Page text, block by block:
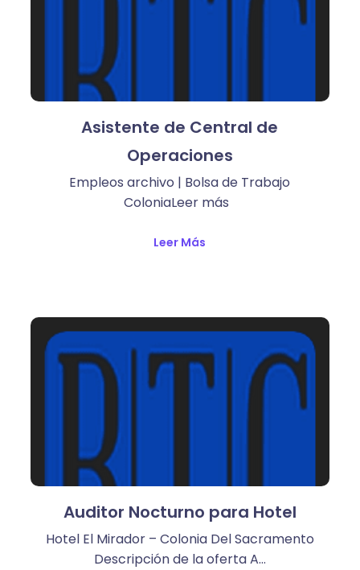
Asistente de Central de
Operaciones
Empleos archivo | Bolsa de Trabajo
ColoniaLeer más ​
Leer Más
Auditor Nocturno para Hotel
Hotel El Mirador – Colonia Del Sacramento
Descripción de la oferta A…